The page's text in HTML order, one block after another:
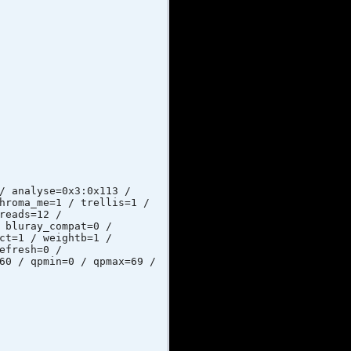
/
/ trellis=1 /
/
/
/ weightb=1 /
/
/ qpmin=0 / qpmax=69 /